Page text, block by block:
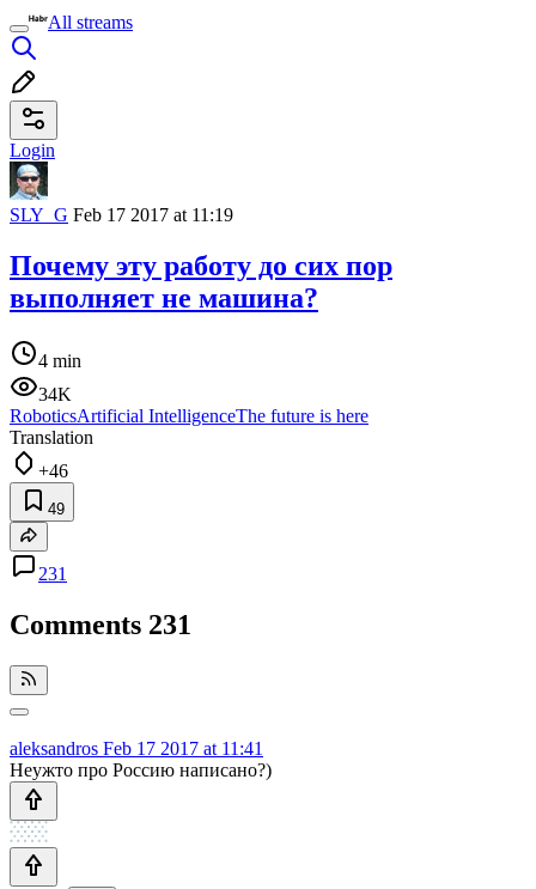
All streams
Login
SLY_G Feb 17 2017 at 11:19
Почему эту работу до сих пор
выполняет не машина?
4 min
34K
RoboticsArtificial IntelligenceThe future is here
Translation
+46
49
231
Comments 231
aleksandros Feb 17 2017 at 11:41
Неужто про Россию написано?)